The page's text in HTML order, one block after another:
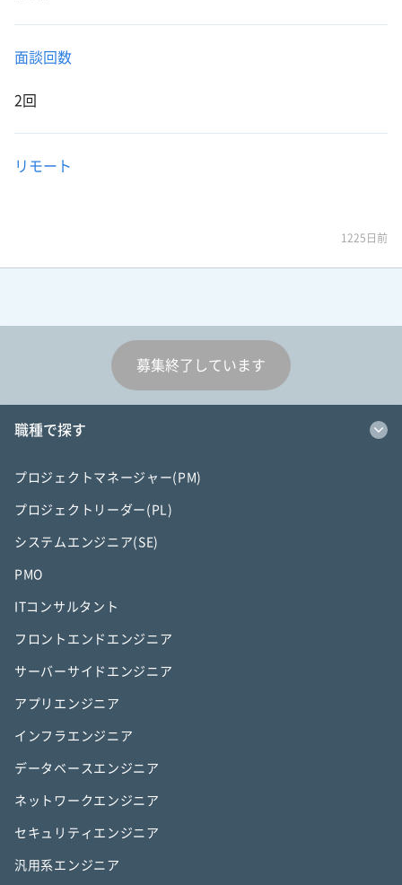
面談回数
2回
リモート
1225日前
募集終了しています
職種で探す
プロジェクトマネージャー(PM)
プロジェクトリーダー(PL)
システムエンジニア(SE)
PMO
ITコンサルタント
フロントエンドエンジニア
サーバーサイドエンジニア
アプリエンジニア
インフラエンジニア
データベースエンジニア
ネットワークエンジニア
セキュリティエンジニア
汎用系エンジニア